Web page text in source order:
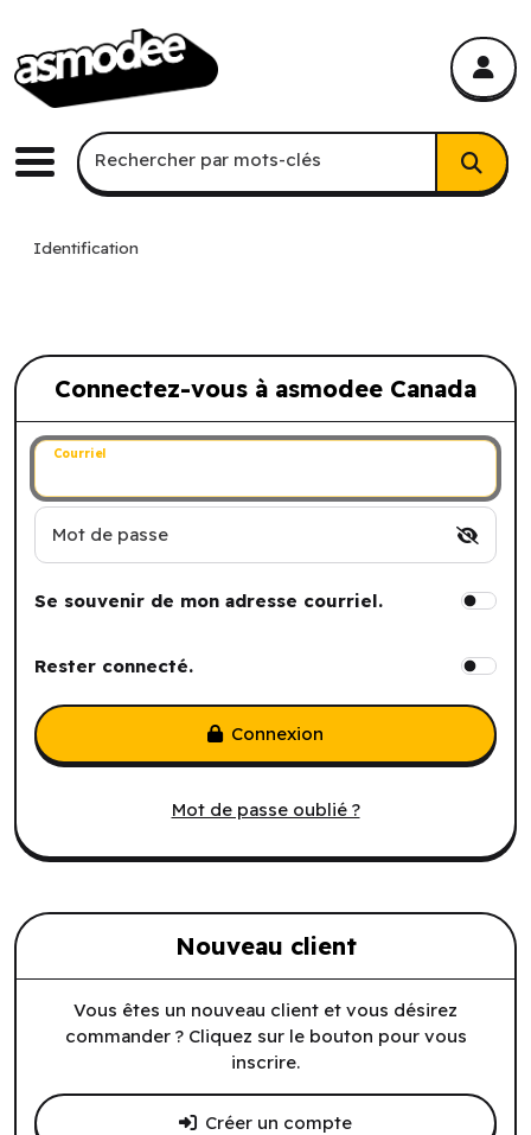
Menu
Recherche par mots-clés
Rechercher par mots-clés
Identification
Connectez-vous à asmodee Canada
Connectez-vous à asmodee Canada
Courriel
Mot de passe
Se souvenir de mon adresse courriel.
Rester connecté.
Mot de passe oublié ?
Connexion
Nouveau client
Vous êtes un nouveau client et vous désirez
commander ? Cliquez sur le bouton pour vous
inscrire.
Créer un compte